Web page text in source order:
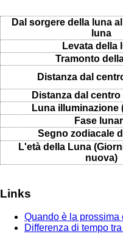
Dal sorgere della luna
luna
Levata della
Tramonto
Distanza dal
Distanza dal centro
Luna illuminazione
Fase
Segno zodiacale
L'età della Luna
nuova)
Links
Quando è la
Differenza di tempo